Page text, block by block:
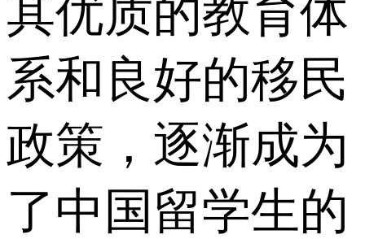
其优质的教育体
系和良好的移民
政策，逐渐成为
了中国留学生的